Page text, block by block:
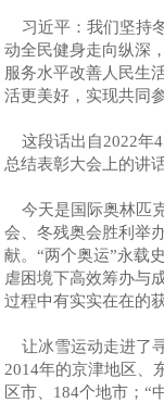
习近平：我们坚持
动全民健身走向纵深
服务水平改善人民生
活更美好，实现共同
这段话出自2022年
总结表彰大会上的讲话
今天是国际奥林匹
会、冬残奥会胜利举
献。“两个奥运”永载
虐困境下高效筹办与
过程中有实实在在的
让冰雪运动走进了
2014年的京津地区、
区市、184个地市；“